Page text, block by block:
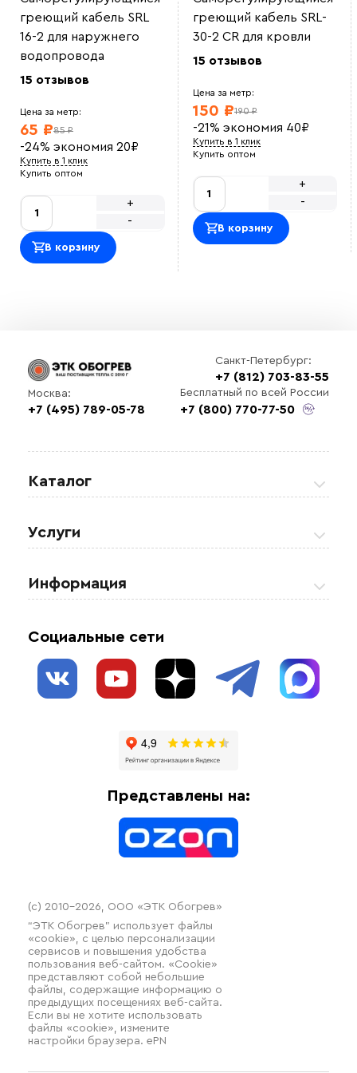
Николай А
Кабель хороший, мощность показывается такая как
указано у продавца. Использовали для прогрева
труб
Установка кабеля простая, на сайте сразу приобрели
крепеж. кабель не перегревается
Приятно сотрудничать. Закупали кабель для
производственной зоны, по документам все в
порядке и в срок.
Василий М
ОТличный саморег , покупался на отрез , адекватная
цена.<br> Использовали для обогрева емкости с
водой зимой, на производстве<br>
Оставить отзыв
Выберите
файл
греющий кабель SRL
16-2 для наружнего
водопровода
15 отзывов
Цена за метр:
85 ₽
65 ₽
-24% экономия 20₽
Купить в 1 клик
Купить оптом
-
+
В корзину
греющий кабель SRL-
30-2 CR для кровли
15 отзывов
Цена за метр:
190 ₽
150 ₽
-21% экономия 40₽
Купить в 1 клик
Купить оптом
-
+
В корзину
Санкт-Петербург:
+7 (812) 703-83-55
Москва:
+7 (495) 789-05-78
Бесплатный по всей России
+7 (800) 770-77-50
Каталог
Регулирующая аппаратура
Взрывозащищенное оборудование
Системы защиты от протечки
Отопительное оборудование
Услуги
Обогрев резервуаров
Обогрев трубопроводов
Информация
Блог
Социальные сети
Представлены на:
(c) 2010–2026, ООО «ЭТК Обогрев»
“ЭТК Обогрев” использует файлы
«cookie», с целью персонализации
сервисов и повышения удобства
пользования веб-сайтом. «Cookie»
представляют собой небольшие
файлы, содержащие информацию о
предыдущих посещениях веб-сайта.
Если вы не хотите использовать
файлы «cookie», измените
настройки браузера. ePN